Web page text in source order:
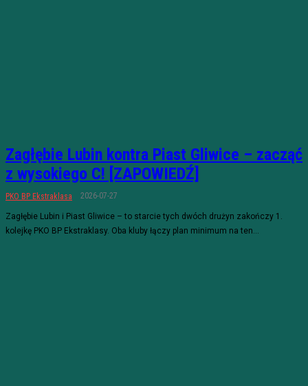
Zagłębie Lubin kontra Piast Gliwice – zacząć
z wysokiego C! [ZAPOWIEDŹ]
PKO BP Ekstraklasa 2026-07-27
Zagłębie Lubin i Piast Gliwice – to starcie tych dwóch drużyn zakończy 1.
kolejkę PKO BP Ekstraklasy. Oba kluby łączy plan minimum na ten...